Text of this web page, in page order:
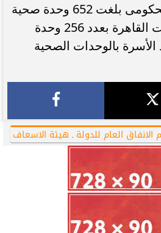
كما لفت التقرير إلى إجمالى عدد الوحدات الصحية التابعة للقطاع الحكومى بلغت 652 وحدة صحية
على مستوى محافظات الجمهورية، يتركز العدد الأكبر منها بمحافظات القاهرة بعدد 256 وحدة
وحدة صحية، وبلغ عدد الأسرة بالوحدات الصحية
العام للدولة ـ هيئة الاسعاف